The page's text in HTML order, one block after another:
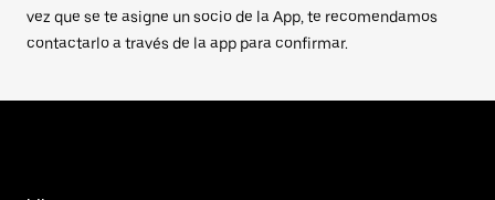
vez que se te asigne un socio de la App, te recomendamos
contactarlo a través de la app para confirmar.